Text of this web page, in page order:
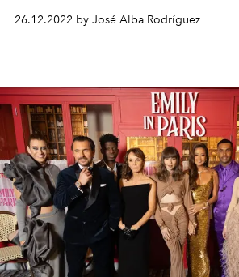
26.12.2022 by José Alba Rodríguez